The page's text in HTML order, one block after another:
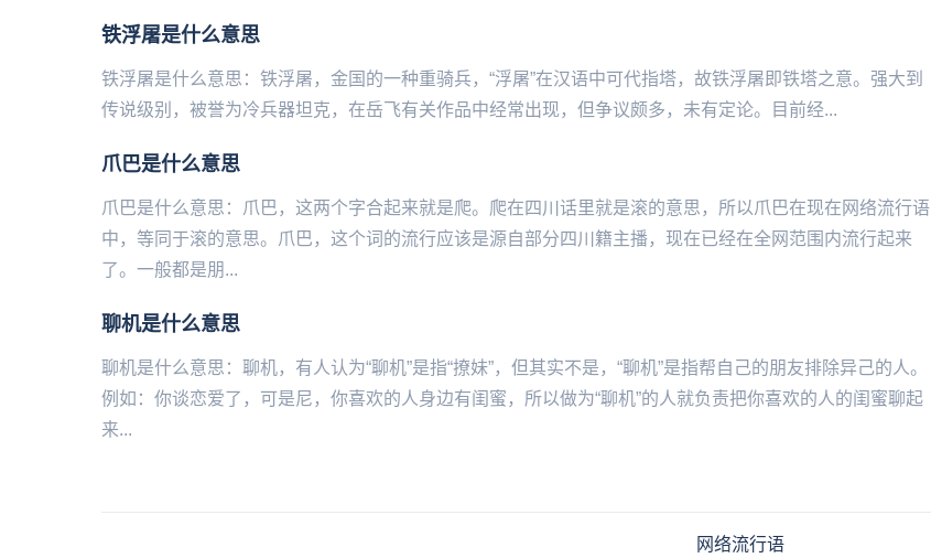
铁浮屠是什么意思
铁浮屠是什么意思：铁浮屠，金国的一种重骑兵，“浮屠”在汉语中可代指塔，故铁浮屠即铁塔之意。强大到
传说级别，被誉为冷兵器坦克‌‌‌‌‌‌‌‌‌‌‌，在岳飞有关作品中经常出现，但争议颇多，未有定论。目前经...
爪巴是什么意思
爪巴是什么意思：爪巴，这两个字合起来就是爬。爬在四川话里就是滚的意思，所以爪巴在现在网络流行语
中，等同于滚的意思。爪巴，这个词的流行应该是源自部分四川籍主播，现在已经在全网范围内流行起来
了。一般都是朋...
聊机是什么意思
聊机是什么意思：聊机，有人认为“聊机”是指“撩妹”，但其实不是，“聊机”是指帮自己的朋友排除异己的人。
例如：你谈恋爱了，可是尼，你喜欢的人身边有闺蜜，所以做为“聊机”的人就负责把你喜欢的人的闺蜜聊起
来...
网络流行语